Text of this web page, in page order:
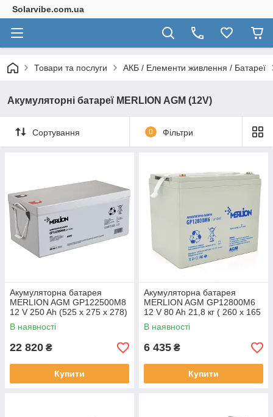
Solarvibe.com.ua
Товари та послуги АКБ / Елементи живлення / Батареї
Акумуляторні батареї MERLION AGM (12V)
Сортування 0 Фільтри
Акумуляторна батарея
MERLION AGM GP122500M8
12 V 250 Ah (525 x 275 x 278)
Q1/18
В наявності
22 820 ₴
Купити
Акумуляторна батарея
MERLION AGM GP12800M6
12 V 80 Ah 21,8 кг ( 260 x 165
x 210 (215) ) Q1
В наявності
6 435 ₴
Купити